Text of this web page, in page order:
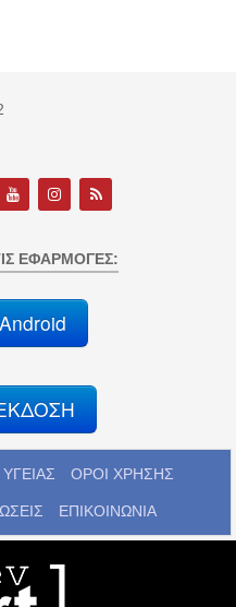
ΕΦΑΡΜΟΓΈΣ:
Android
ΟΡΟΙ ΧΡΗΣΗΣ
ΕΠΙΚΟΙΝΩΝΙΑ